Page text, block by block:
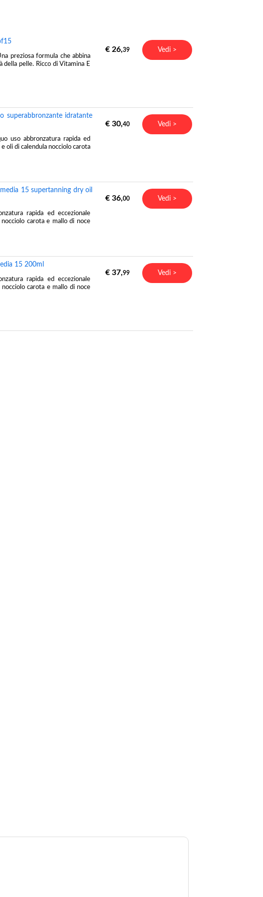
preziosa formula che abbina
della pelle. Ricco di Vitamina E
€ 26,39 Vedi >
superabbronzante idratante
uso abbronzatura rapida ed
oli di calendula nocciolo carota
€ 30,40 Vedi >
15 supertanning dry oil
rapida ed eccezionale
carota e mallo di noce
€ 36,00 Vedi >
15 200ml
rapida ed eccezionale
carota e mallo di noce
€ 37,99 Vedi >